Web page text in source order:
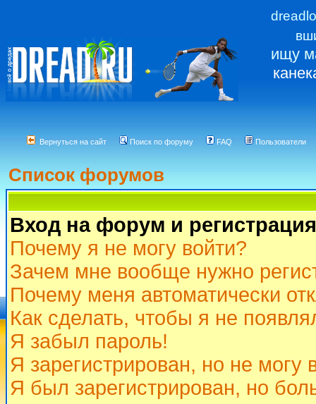
ищу
Вернуться на сайт Поиск по форуму FAQ Пользователи
Список форумов
Вход на форум и регистрация
Почему я не могу войти?
Зачем мне вообще нужно
Почему меня автоматически
Как сделать, чтобы я не
Я забыл пароль!
Я зарегистрирован, но не могу
Я был зарегистрирован, но